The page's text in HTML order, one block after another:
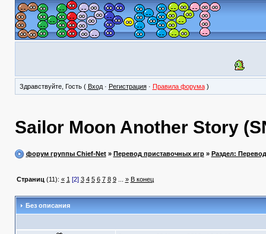
Здравствуйте, Гость ( Вход· Регистрация· Правила форума)
Sailor Moon Another Story
форум группы Chief-Net» Перевод приставочных игр» Раздел:
Страниц (11): « 1 [2] 3 4 5 6 7 8 9... » В конец
Без описания